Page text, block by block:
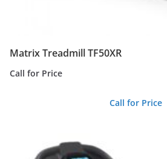
Matrix Treadmill TF50XR
Call for Price
Call for Price